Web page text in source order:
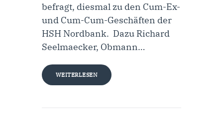
befragt, diesmal zu den Cum-Ex-
und Cum-Cum-Geschäften der
HSH Nordbank. Dazu Richard
Seelmaecker, Obmann…
WEITERLESEN